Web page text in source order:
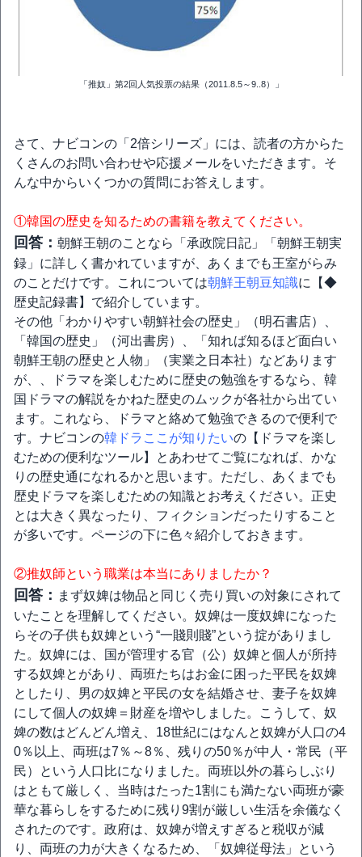
「推奴」第2回人気投票の結果（2011.8.5～9..8）」
さて、ナビコンの「2倍シリーズ」には、読者の方からた
くさんのお問い合わせや応援メールをいただきます。そ
んな中からいくつかの質問にお答えします。
①韓国の歴史を知るための書籍を教えてください。
回答： 朝鮮王朝のことなら「承政院日記」「朝鮮王朝実
録」に詳しく書かれていますが、あくまでも王室がらみ
のことだけです。これについては朝鮮王朝豆知識に【◆
歴史記録書】で紹介しています。
その他「わかりやすい朝鮮社会の歴史」（明石書店）、
「韓国の歴史」（河出書房）、「知れば知るほど面白い
朝鮮王朝の歴史と人物」（実業之日本社）などあります
が、、ドラマを楽しむために歴史の勉強をするなら、韓
国ドラマの解説をかねた歴史のムックが各社から出てい
ます。これなら、ドラマと絡めて勉強できるので便利で
す。ナビコンの韓ドラここが知りたいの【ドラマを楽し
むための便利なツール】とあわせてご覧になれば、かな
りの歴史通になれるかと思います。ただし、あくまでも
歴史ドラマを楽しむための知識とお考えください。正史
とは大きく異なったり、フィクションだったりすること
が多いです。ページの下に色々紹介しておきます。
②推奴師という職業は本当にありましたか？
回答： まず奴婢は物品と同じく売り買いの対象にされて
いたことを理解してください。奴婢は一度奴婢になった
らその子供も奴婢という“一賤則賤”という掟がありまし
た。奴婢には、国が管理する官（公）奴婢と個人が所持
する奴婢とがあり、両班たちはお金に困った平民を奴婢
としたり、男の奴婢と平民の女を結婚させ、妻子を奴婢
にして個人の奴婢＝財産を増やしました。こうして、奴
婢の数はどんどん増え、18世紀にはなんと奴婢が人口の4
0％以上、両班は7％～8％、残りの50％が中人・常民（平
民）という人口比になりました。両班以外の暮らしぶり
はともて厳しく、当時はたった1割にも満たない両班が豪
華な暮らしをするために残り9割が厳しい生活を余儀なく
されたのです。政府は、奴婢が増えすぎると税収が減
り、両班の力が大きくなるため、「奴婢従母法」という